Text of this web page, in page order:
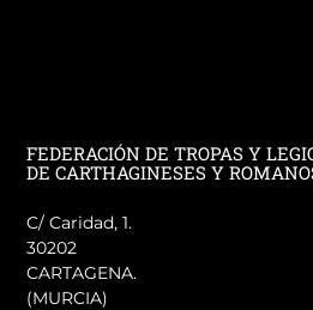
FEDERACIÓN DE TROPAS Y
DE CARTHAGINESES Y
C/ Caridad, 1.
30202
CARTAGENA.
(MURCIA)